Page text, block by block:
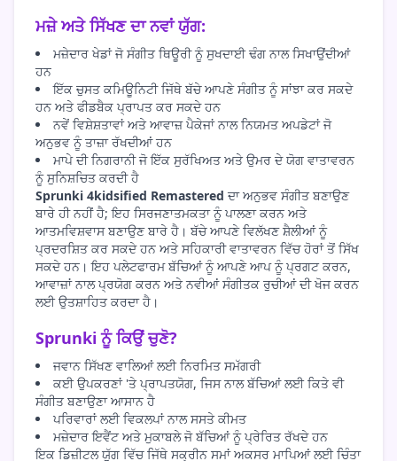
ਮਜ਼ੇ ਅਤੇ ਸਿੱਖਣ ਦਾ ਨਵਾਂ ਯੁੱਗ:
ਮਜ਼ੇਦਾਰ ਖੇਡਾਂ ਜੋ ਸੰਗੀਤ ਥਿਊਰੀ ਨੂੰ ਸੁਖਦਾਈ ਢੰਗ ਨਾਲ ਸਿਖਾਉਂਦੀਆਂ
ਹਨ
ਇੱਕ ਚੁਸਤ ਕਮਿਊਨਿਟੀ ਜਿੱਥੇ ਬੱਚੇ ਆਪਣੇ ਸੰਗੀਤ ਨੂੰ ਸਾਂਝਾ ਕਰ ਸਕਦੇ
ਹਨ ਅਤੇ ਫੀਡਬੈਕ ਪ੍ਰਾਪਤ ਕਰ ਸਕਦੇ ਹਨ
ਨਵੇਂ ਵਿਸ਼ੇਸ਼ਤਾਵਾਂ ਅਤੇ ਆਵਾਜ਼ ਪੈਕੇਜਾਂ ਨਾਲ ਨਿਯਮਤ ਅਪਡੇਟਾਂ ਜੋ
ਅਨੁਭਵ ਨੂੰ ਤਾਜ਼ਾ ਰੱਖਦੀਆਂ ਹਨ
ਮਾਪੇ ਦੀ ਨਿਗਰਾਨੀ ਜੋ ਇੱਕ ਸੁਰੱਖਿਅਤ ਅਤੇ ਉਮਰ ਦੇ ਯੋਗ ਵਾਤਾਵਰਨ
ਨੂੰ ਸੁਨਿਸ਼ਚਿਤ ਕਰਦੀ ਹੈ
Sprunki 4kidsified Remastered ਦਾ ਅਨੁਭਵ ਸੰਗੀਤ ਬਣਾਉਣ
ਬਾਰੇ ਹੀ ਨਹੀਂ ਹੈ; ਇਹ ਸਿਰਜਣਾਤਮਕਤਾ ਨੂੰ ਪਾਲਣਾ ਕਰਨ ਅਤੇ
ਆਤਮਵਿਸ਼ਵਾਸ ਬਣਾਉਣ ਬਾਰੇ ਹੈ। ਬੱਚੇ ਆਪਣੇ ਵਿਲੱਖਣ ਸ਼ੈਲੀਆਂ ਨੂੰ
ਪ੍ਰਦਰਸ਼ਿਤ ਕਰ ਸਕਦੇ ਹਨ ਅਤੇ ਸਹਿਕਾਰੀ ਵਾਤਾਵਰਨ ਵਿੱਚ ਹੋਰਾਂ ਤੋਂ ਸਿੱਖ
ਸਕਦੇ ਹਨ। ਇਹ ਪਲੇਟਫਾਰਮ ਬੱਚਿਆਂ ਨੂੰ ਆਪਣੇ ਆਪ ਨੂੰ ਪ੍ਰਗਟ ਕਰਨ,
ਆਵਾਜ਼ਾਂ ਨਾਲ ਪ੍ਰਯੋਗ ਕਰਨ ਅਤੇ ਨਵੀਆਂ ਸੰਗੀਤਕ ਰੁਚੀਆਂ ਦੀ ਖੋਜ ਕਰਨ
ਲਈ ਉਤਸ਼ਾਹਿਤ ਕਰਦਾ ਹੈ।
Sprunki ਨੂੰ ਕਿਉਂ ਚੁਣੋ?
ਜਵਾਨ ਸਿੱਖਣ ਵਾਲਿਆਂ ਲਈ ਨਿਰਮਿਤ ਸਮੱਗਰੀ
ਕਈ ਉਪਕਰਣਾਂ 'ਤੇ ਪ੍ਰਾਪਤਯੋਗ, ਜਿਸ ਨਾਲ ਬੱਚਿਆਂ ਲਈ ਕਿਤੇ ਵੀ
ਸੰਗੀਤ ਬਣਾਉਣਾ ਆਸਾਨ ਹੈ
ਪਰਿਵਾਰਾਂ ਲਈ ਵਿਕਲਪਾਂ ਨਾਲ ਸਸਤੇ ਕੀਮਤ
ਮਜ਼ੇਦਾਰ ਇਵੈਂਟ ਅਤੇ ਮੁਕਾਬਲੇ ਜੋ ਬੱਚਿਆਂ ਨੂੰ ਪ੍ਰੇਰਿਤ ਰੱਖਦੇ ਹਨ
ਇਕ ਡਿਜ਼ੀਟਲ ਯੁੱਗ ਵਿੱਚ ਜਿੱਥੇ ਸਕ੍ਰੀਨ ਸਮਾਂ ਅਕਸਰ ਮਾਪਿਆਂ ਲਈ ਚਿੰਤਾ